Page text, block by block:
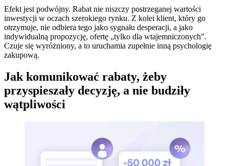
Efekt jest podwójny. Rabat nie niszczy postrzeganej wartości
inwestycji w oczach szerokiego rynku. Z kolei klient, który go
otrzymuje, nie odbiera tego jako sygnału desperacji, a jako
indywidualną propozycję, ofertę „tylko dla wtajemniczonych”.
Czuje się wyróżniony, a to uruchamia zupełnie inną psychologię
zakupową.
Jak komunikować rabaty, żeby
przyspieszały decyzję, a nie budziły
wątpliwości